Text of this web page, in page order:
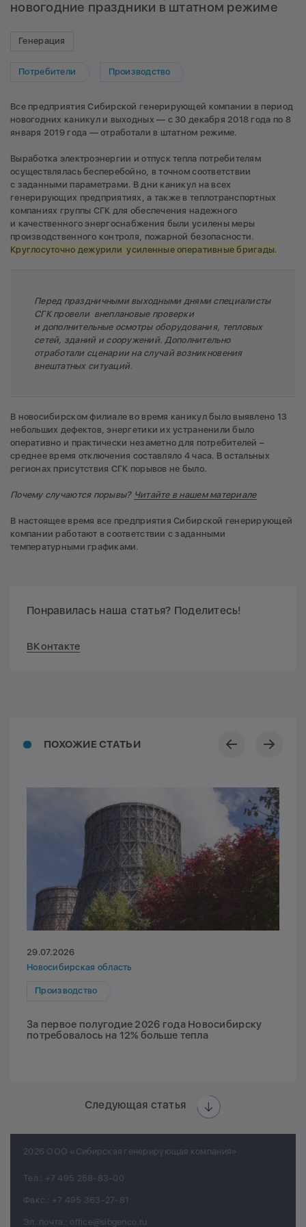
новогодние праздники в штатном режиме
Генерация
Потребители Производство
Все предприятия Сибирской генерирующей компании в период
новогодних каникул и выходных — с 30 декабря 2018 года по 8
января 2019 года — отработали в штатном режиме.
Выработка электроэнергии и отпуск тепла потребителям
осуществлялась бесперебойно, в точном соответствии
с заданными параметрами. В дни каникул на всех
генерирующих предприятиях, а также в теплотранспортных
компаниях группы СГК для обеспечения надежного
и качественного энергоснабжения были усилены меры
производственного контроля, пожарной безопасности.
Круглосуточно дежурили усиленные оперативные бригады.
Перед праздничными выходными днями специалисты
СГК провели внеплановые проверки
и дополнительные осмотры оборудования, тепловых
сетей, зданий и сооружений. Дополнительно
отработали сценарии на случай возникновения
внештатных ситуаций.
В новосибирском филиале во время каникул было выявлено 13
небольших дефектов, энергетики их устраненили было
оперативно и практически незаметно для потребителей –
среднее время отключения составляло 4 часа. В остальных
регионах присутствия СГК порывов не было.
Почему случаются порывы? Читайте в нашем материале
В настоящее время все предприятия Сибирской генерирующей
компании работают в соответствии с заданными
температурными графиками.
Понравилась наша статья? Поделитесь!
ВКонтакте
ПОХОЖИЕ СТАТЬИ
29.07.2026
Новосибирская область
Производство
За первое полугодие 2026 года Новосибирску
потребовалось на 12% больше тепла
Следующая статья
2026 ООО «Сибирская генерирующая компания»
Тел.: +7 495 258-83-00
Факс.: +7 495 363-27-81
Эл. почта.: office@sibgenco.ru